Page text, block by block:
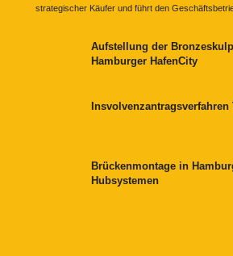
strategischer Käufer und führt den
Aufstellung der
Hamburger HafenCity
Insvolvenzantragsverfahren
Brückenmontage in
Hubsystemen